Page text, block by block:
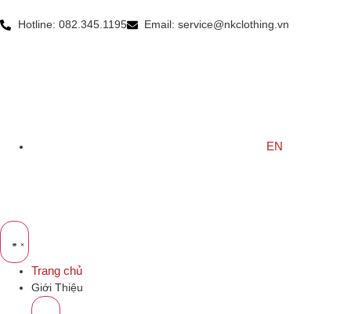
Hotline: 082.345.1195 Email: service@nkclothing.vn
EN
Trang chủ
Giới Thiệu